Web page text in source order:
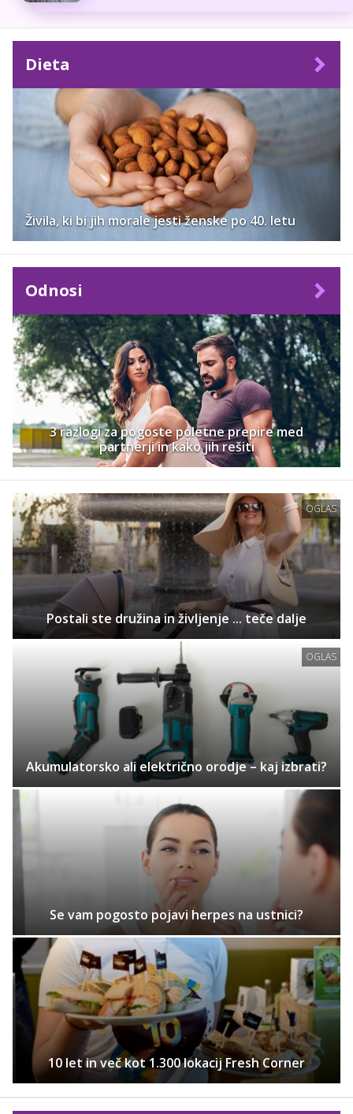
Dieta
Živila, ki bi jih morale jesti ženske po 40. letu
Odnosi
3 razlogi za pogoste poletne prepire med
partnerji in kako jih rešiti
OGLAS
Postali ste družina in življenje ... teče dalje
OGLAS
Akumulatorsko ali električno orodje – kaj izbrati?
Se vam pogosto pojavi herpes na ustnici?
10 let in več kot 1.300 lokacij Fresh Corner